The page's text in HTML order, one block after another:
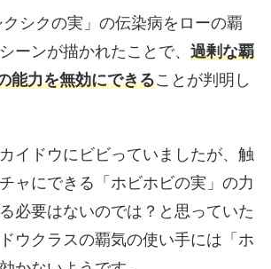
シクの実」の伝染病をローの覇
ーンが描かれたことで、 過剰な覇
能力を無効にできることが判明し
イドウにビビっていましたが、触
ャにできる「ホビホビの実」の力
必要はないのでは？と思っていた
ウクラスの覇気の使い手には「ホ